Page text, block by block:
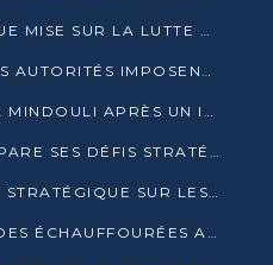
PRÉSIDENTIELLE 2026 : L’UE MISE SUR LA LUTTE CONTRE LA DÉSINFORMATION
PRIX DU GAZ BUTANE : LES AUTORITÉS IMPOSENT LE RESPECT DES PRIX RÉGLEMENTÉS
POOL : LA VIE REPREND À MINDOULI APRÈS UN INCIDENT ARMÉ SUR LA RN1
LE PORT AUTONOME PRÉPARE SES DÉFIS STRATÉGIQUES DE 2026
L’ARPCE LANCE LE DÉBAT STRATÉGIQUE SUR LES DONNÉES, L’IA ET LA FINANCE NUMÉRIQUE AU CONGO
POOL : TENSIONS APRÈS DES ÉCHAUFFOURÉES ARMÉES ENTRE DGSP ET EX-MILICIENS NINJA